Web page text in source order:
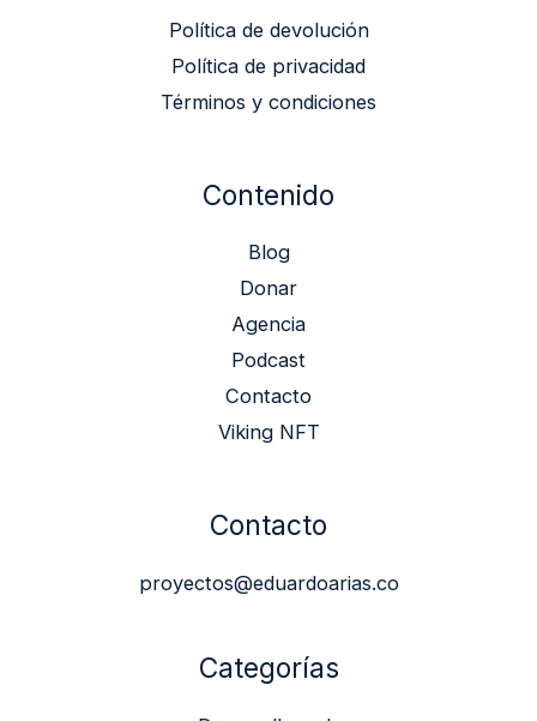
Política de devolución
Política de privacidad
Términos y condiciones
Contenido
Blog
Donar
Agencia
Podcast
Contacto
Viking NFT
Contacto
proyectos@eduardoarias.co
Categorías